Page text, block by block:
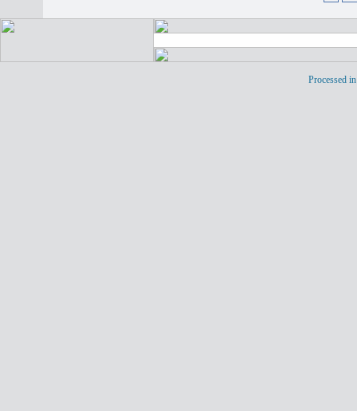
Processed